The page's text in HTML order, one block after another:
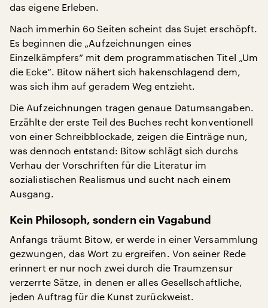
das eigene Erleben.
Nach immerhin 60 Seiten scheint das Sujet erschöpft.
Es beginnen die „Aufzeichnungen eines
Einzelkämpfers“ mit dem programmatischen Titel „Um
die Ecke“. Bitow nähert sich hakenschlagend dem,
was sich ihm auf geradem Weg entzieht.
Die Aufzeichnungen tragen genaue Datumsangaben.
Erzählte der erste Teil des Buches recht konventionell
von einer Schreibblockade, zeigen die Einträge nun,
was dennoch entstand: Bitow schlägt sich durchs
Verhau der Vorschriften für die Literatur im
sozialistischen Realismus und sucht nach einem
Ausgang.
Kein Philosoph, sondern ein Vagabund
Anfangs träumt Bitow, er werde in einer Versammlung
gezwungen, das Wort zu ergreifen. Von seiner Rede
erinnert er nur noch zwei durch die Traumzensur
verzerrte Sätze, in denen er alles Gesellschaftliche,
jeden Auftrag für die Kunst zurückweist.